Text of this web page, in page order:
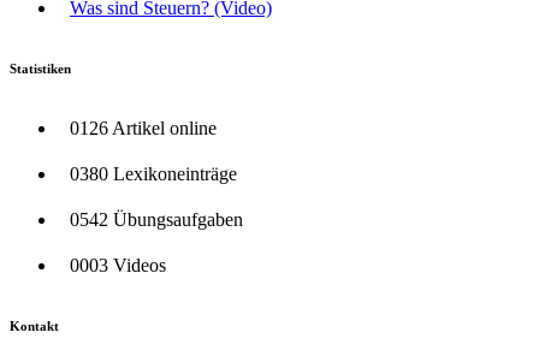
Was sind Steuern? (Video)
Statistiken
0126 Artikel online
0380 Lexikoneinträge
0542 Übungsaufgaben
0003 Videos
Kontakt